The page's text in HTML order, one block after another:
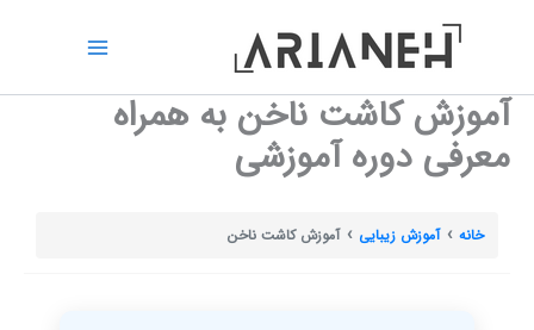
آموزش کاشت ناخن به همراه
معرفی دوره آموزشی
خانه آموزش زیبایی آموزش کاشت ناخن